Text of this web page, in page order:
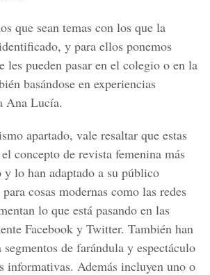
que sean temas con los que la
y para ellos ponemos
les pueden pasar en el colegio o en la
basándose en experiencias
Ana Lucía.
apartado, vale resaltar que estas
concepto de revista femenina más
lo han adaptado a su público
cosas modernas como las redes
lo que está pasando en las
Facebook y Twitter. También han
segmentos de farándula y espectáculo
informativas. Además incluyen uno o